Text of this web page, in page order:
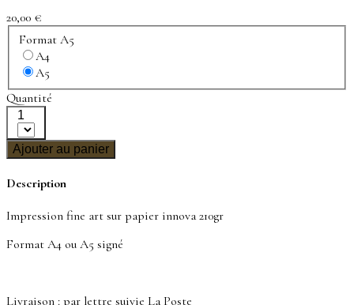
20,00 €
Format A5
A4
A5
Quantité
1
Ajouter au panier
Description
Impression fine art sur papier innova 210gr
Format A4 ou A5 signé
Livraison : par lettre suivie La Poste